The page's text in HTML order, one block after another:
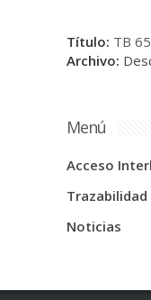
Título: TB
Archivo:
Menú
Acceso
Trazabilidad
Noticias